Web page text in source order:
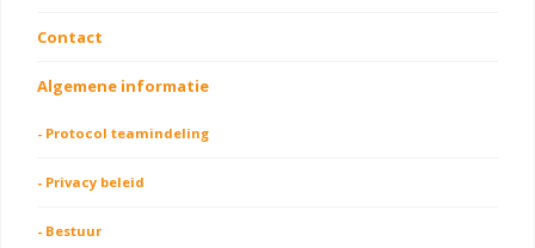
Contact
Algemene informatie
- Protocol teamindeling
- Privacy beleid
- Bestuur